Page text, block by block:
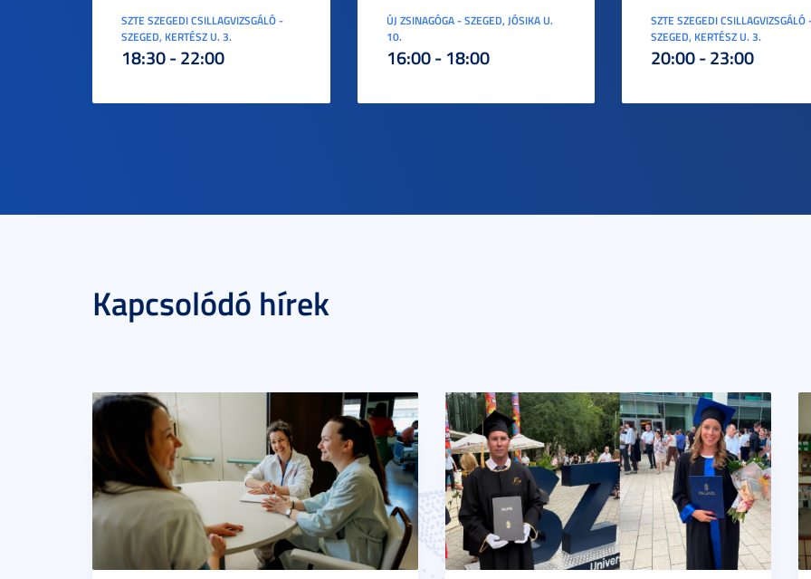
SZTE SZEGEDI CSILLAGVIZSGÁLÓ -
SZEGED, KERTÉSZ U. 3.
18:30 - 22:00
ÚJ ZSINAGÓGA - SZEGED, JÓSIKA U.
10.
16:00 - 18:00
SZTE SZEGEDI CSILLAGVIZSGÁLÓ
SZEGED, KERTÉSZ U. 3.
20:00 - 23:00
Kapcsolódó hírek